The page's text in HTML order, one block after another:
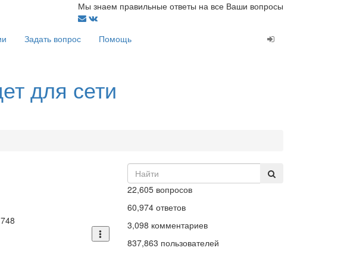
Мы знаем правильные ответы на все Ваши вопросы
Задать вопрос Помощь
для сети
748
22,605вопросов
60,974ответов
3,098 комментариев
837,863 пользователей